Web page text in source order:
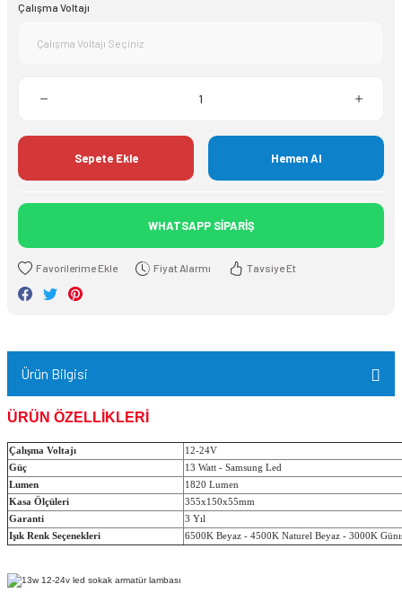
Çalışma Voltajı
Sepete Ekle Hemen Al
WHATSAPP SİPARİŞ
Fiyat Alarmı Tavsiye Et
Ürün Bilgisi
ÜRÜN ÖZELLİKLERİ
Çalışma Voltajı
12-24V
Güç
13 Watt - Samsung Led
Lumen
1820 Lumen
Kasa Ölçüleri
355x150x55mm
Garanti
3 Yıl
Işık Renk Seçenekleri
6500K Beyaz - 4500K Naturel Beyaz - 3000K